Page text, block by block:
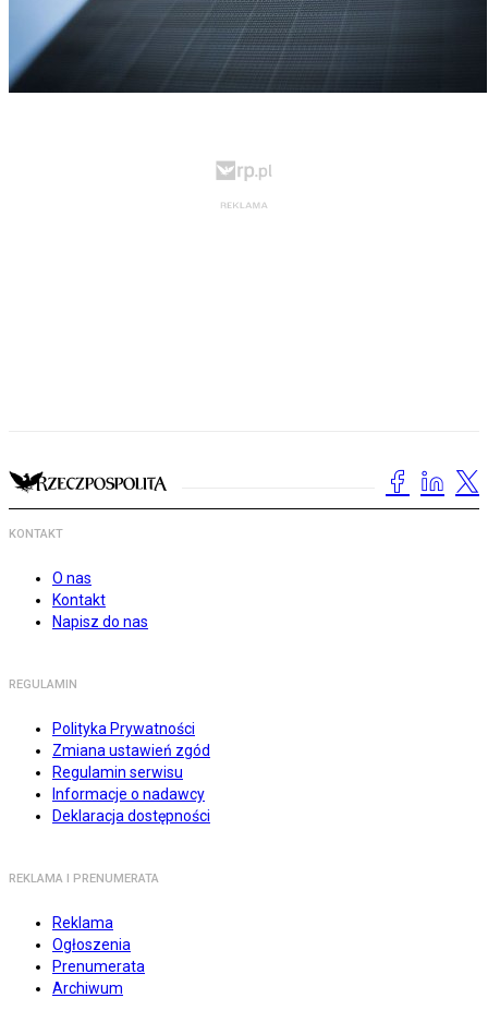
KONTAKT
O nas
Kontakt
Napisz do nas
REGULAMIN
Polityka Prywatności
Zmiana ustawień zgód
Regulamin serwisu
Informacje o nadawcy
Deklaracja dostępności
REKLAMA I PRENUMERATA
Reklama
Ogłoszenia
Prenumerata
Archiwum